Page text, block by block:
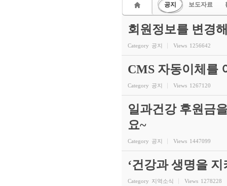
공지 보도자료
회원정보를 변경
Category 공지 Views 1256642
CMS 자동이체를
Category 공지 Views 1267120
일과건강 후원금
요~
Category 공지 Views 1447099
‘건강과 생명을
Category 지역소식 Views 1278228